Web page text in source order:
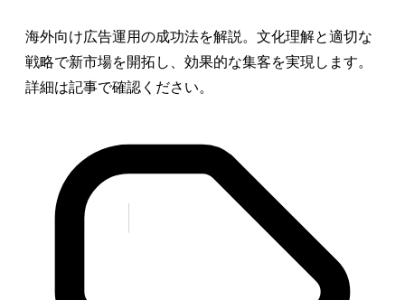
海外向け広告運用の成功法を解説。文化理解と適切な
戦略で新市場を開拓し、効果的な集客を実現します。
詳細は記事で確認ください。